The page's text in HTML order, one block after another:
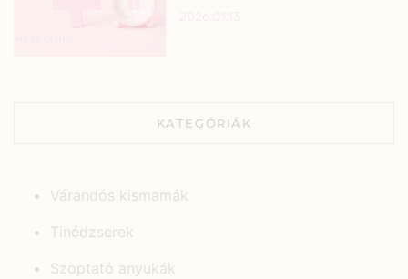
KATEGÓRIÁK
Várandós kismamák
Tinédzserek
Szoptató anyukák